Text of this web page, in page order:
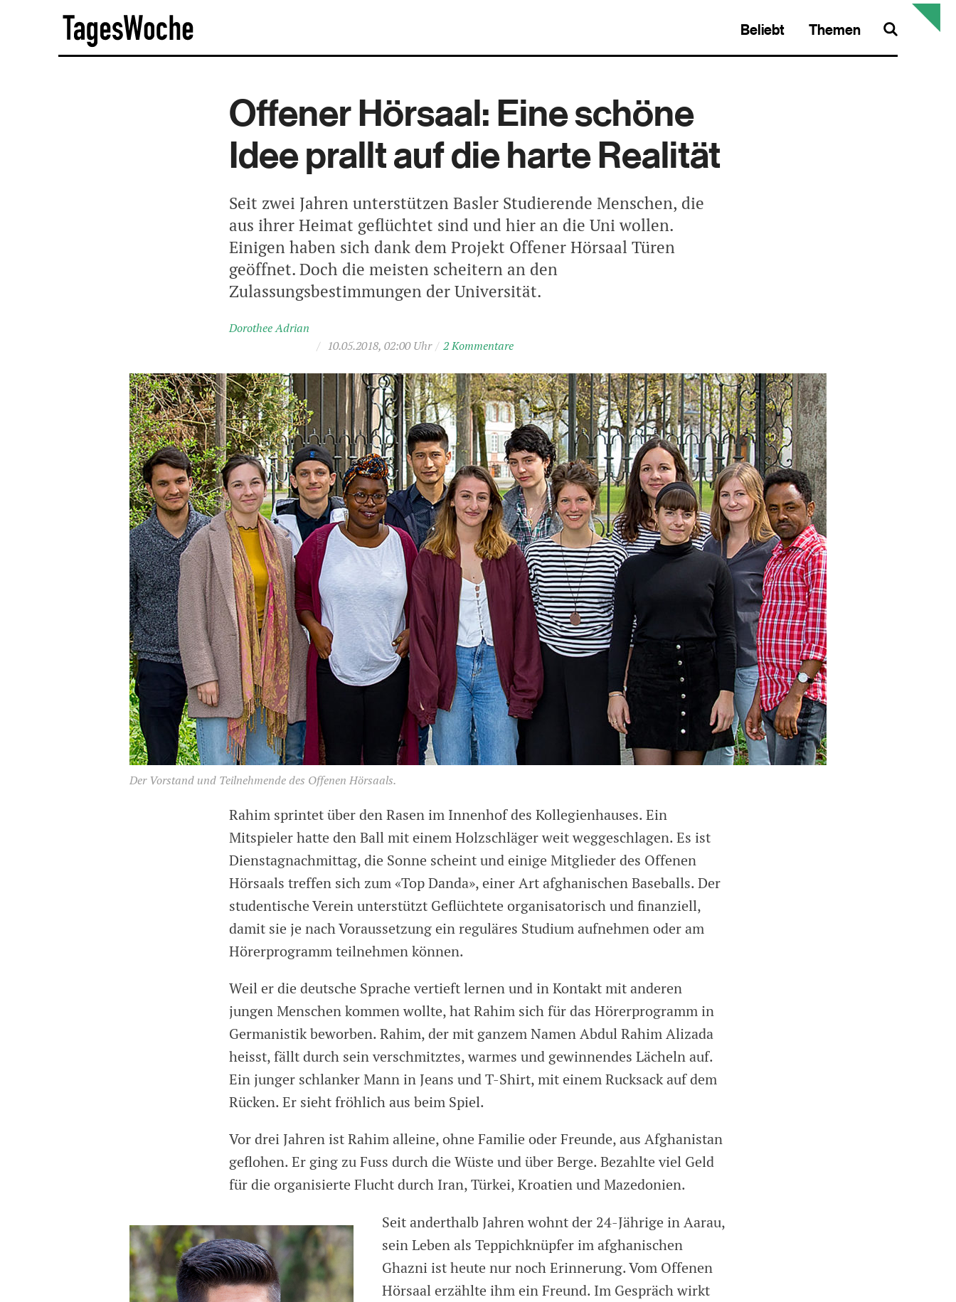
Beliebt Themen
Offener Hörsaal: Eine schöne
Idee prallt auf die harte Realität
Seit zwei Jahren unterstützen Basler Studierende Menschen, die
aus ihrer Heimat geflüchtet sind und hier an die Uni wollen.
Einigen haben sich dank dem Projekt Offener Hörsaal Türen
geöffnet. Doch die meisten scheitern an den
Zulassungsbestimmungen der Universität.
Dorothee Adrian
/ 10.05.2018, 02:00 Uhr / 2 Kommentare
Der Vorstand und Teilnehmende des Offenen Hörsaals.
Rahim sprintet über den Rasen im Innenhof des Kollegienhauses. Ein
Mitspieler hatte den Ball mit einem Holzschläger weit weggeschlagen. Es ist
Dienstagnachmittag, die Sonne scheint und einige Mitglieder des Offenen
Hörsaals treffen sich zum «Top Danda», einer Art afghanischen Baseballs. Der
studentische Verein unterstützt Geflüchtete organisatorisch und finanziell,
damit sie je nach Voraussetzung ein reguläres Studium aufnehmen oder am
Hörerprogramm teilnehmen können.
Weil er die deutsche Sprache vertieft lernen und in Kontakt mit anderen
jungen Menschen kommen wollte, hat Rahim sich für das Hörerprogramm in
Germanistik beworben. Rahim, der mit ganzem Namen Abdul Rahim Alizada
heisst, fällt durch sein verschmitztes, warmes und gewinnendes Lächeln auf.
Ein junger schlanker Mann in Jeans und T-Shirt, mit einem Rucksack auf dem
Rücken. Er sieht fröhlich aus beim Spiel.
Vor drei Jahren ist Rahim alleine, ohne Familie oder Freunde, aus Afghanistan
geflohen. Er ging zu Fuss durch die Wüste und über Berge. Bezahlte viel Geld
für die organisierte Flucht durch Iran, Türkei, Kroatien und Mazedonien.
Seit anderthalb Jahren wohnt der 24-Jährige in Aarau,
sein Leben als Teppichknüpfer im afghanischen
Ghazni ist heute nur noch Erinnerung. Vom Offenen
Hörsaal erzählte ihm ein Freund. Im Gespräch wirkt